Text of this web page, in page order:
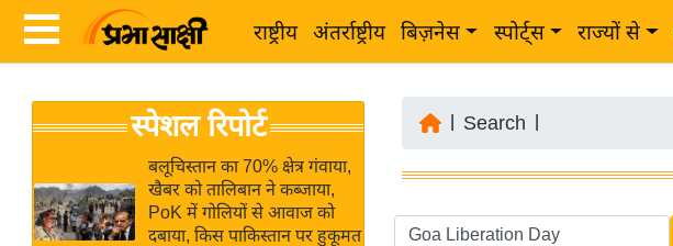
राष्ट्रीय अंतर्राष्ट्रीय बिज़नेस स्पोर्ट्स राज्यों से
News
Hindi
ब
र
स्पेशल रिपोर्ट
बलूचिस्तान का 70% क्षेत्र गंवाया,
खैबर को तालिबान ने कब्जाया,
PoK में गोलियों से आवाज को
दबाया, किस पाकिस्तान पर हुकूमत
Search